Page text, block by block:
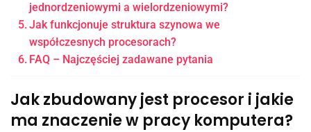
jednordzeniowymi a wielordzeniowymi?
Jak funkcjonuje struktura szynowa we
współczesnych procesorach?
FAQ – Najczęściej zadawane pytania
Jak zbudowany jest procesor i jakie
ma znaczenie w pracy komputera?